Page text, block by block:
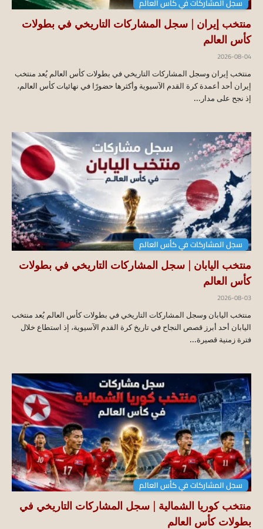
سجل المشاركات في كأس العالم
منتخب إيران | سجل المشاركات التاريخي في بطولات
كأس العالم
2026-08-04
منتخب إيران وسجل المشاركات التاريخي في بطولات كأس العالم يُعد منتخب
إيران أحد أعمدة كرة القدم الآسيوية وأكثرها حضورًا في نهائيات كأس العالم،
إذ نجح على مدار...
سجل المشاركات في كأس العالم
منتخب اليابان | سجل المشاركات التاريخي في بطولات
كأس العالم
2026-08-03
منتخب اليابان وسجل المشاركات التاريخي في بطولات كأس العالم يُعد منتخب
اليابان أحد أبرز قصص النجاح في تاريخ كرة القدم الآسيوية، إذ استطاع خلال
فترة زمنية قصيرة...
سجل المشاركات في كأس العالم
منتخب كوريا الشمالية | سجل المشاركات التاريخي في
بطولات كأس العالم